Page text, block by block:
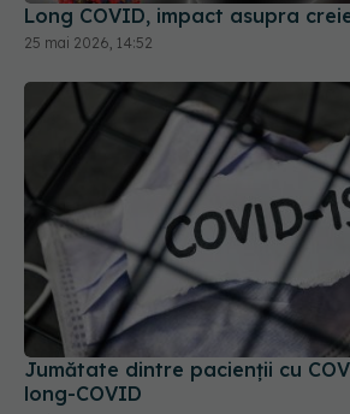
Jumătate dintre pacienții cu
long-COVID
15 dec 2025, 19:11